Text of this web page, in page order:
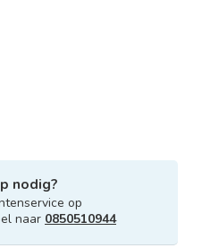
nodig?
op
naar 0850510944